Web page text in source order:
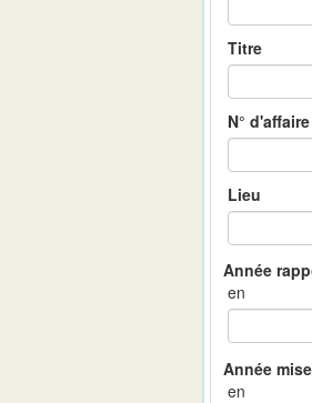
Titre
N° d'affaire
Lieu
en
en